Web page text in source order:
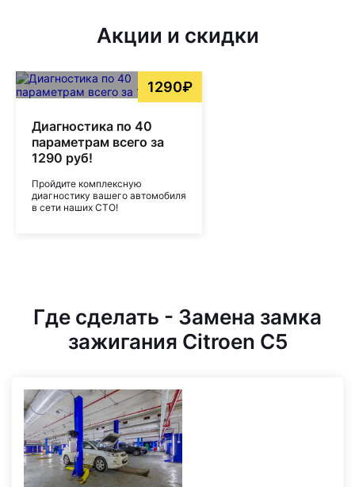
Акции и скидки
1290₽
Диагностика по 40
параметрам всего за
1290 руб!
Пройдите комплексную
диагностику вашего автомобиля
в сети наших СТО!
Где сделать - Замена замка
зажигания Citroen C5